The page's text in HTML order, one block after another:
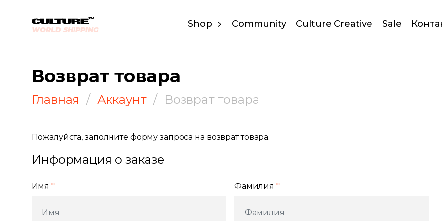
WORLD SHIPPING
Shop Community Culture Creative Sale
Возврат товара
Главная Аккаунт Возврат товара
Пожалуйста, заполните форму запроса на возврат товара.
Информация о заказе
Имя * Фамилия *